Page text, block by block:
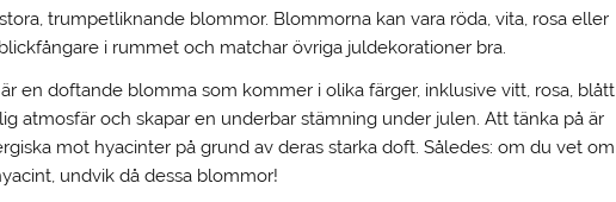
trumpetliknande blommor. Blommorna kan vara röda, vita, rosa eller
i rummet och matchar övriga juldekorationer bra.
en doftande blomma som kommer i olika färger, inklusive vitt, rosa, blått
atmosfär och skapar en underbar stämning under julen. Att tänka på är
mot hyacinter på grund av deras starka doft. Således: om du vet om
undvik då dessa blommor!